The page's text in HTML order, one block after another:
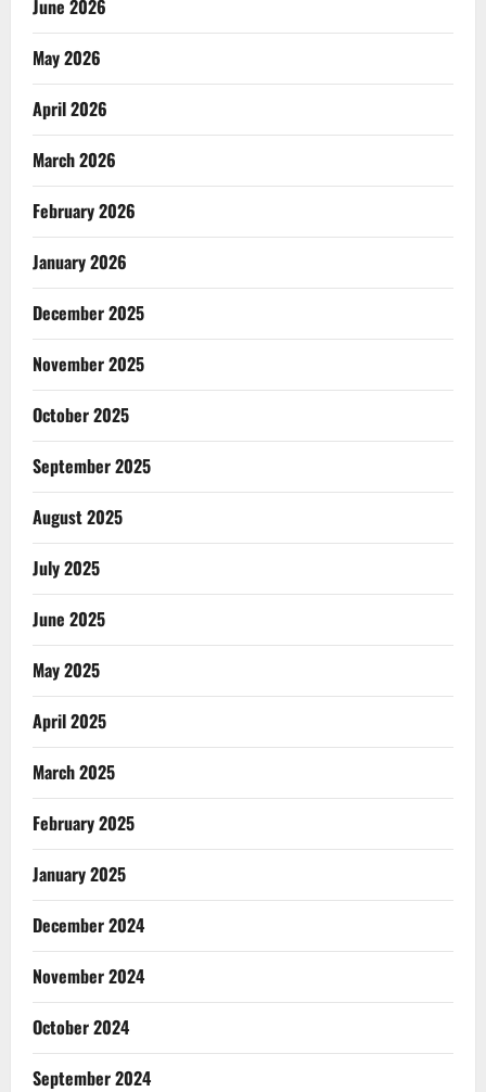
June 2026
May 2026
April 2026
March 2026
February 2026
January 2026
December 2025
November 2025
October 2025
September 2025
August 2025
July 2025
June 2025
May 2025
April 2025
March 2025
February 2025
January 2025
December 2024
November 2024
October 2024
September 2024